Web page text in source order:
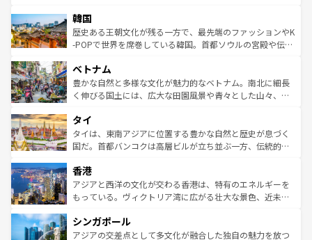
ワイを、存分に味わってほしい。 なお、新着のハワイ情報
はコンテンツ一覧を参照してほしい。
いる。アクティビティも充実しており、サーフィンやダイ
ビング、ハイキングなど、アウトドア好きにはたまらな
い。オーストラリアの多彩な魅力を存分に味わいつくそ
参照してほしい。
ン）、静ひつな山岳地帯である台湾東部など、都市の喧騒
と山間の静けさが共存しており、訪れる人に新しい発見と
驚きをもたらしてくれる。また、奥深い台湾の食文化も魅
容にもいいと評判のスイーツなど、バラエティ豊かな料理
が味わえる。 なお、新着の台湾情報は コンテンツ一覧を参
照してほしい。
韓国
歴史ある王朝文化が残る一方で、最先端のファッションやK
-POPで世界を席巻している韓国。首都ソウルの宮殿や伝統
き、地方に足を延ばせば四季折々の自然美を楽しむことが
できる。そして、キムチや焼肉、絶品のストリートフード
まで、さまざまな韓国料理が待っている。夜には、韓国な
リティに包まれながら、韓国の多彩な魅力を心ゆくまで味
わってみてほしい。 なお、新着の韓国情報はコンテンツ一
覧を参照してほしい。
ベトナム
豊かな自然と多様な文化が魅力的なベトナム。南北に細長
く伸びる国土には、広大な田園風景や青々とした山々、世
急速な発展と共に伝統が息づく。ハノイの古い町並みやホ
ーチミン市のフランス統治時代の建物も、独特の雰囲気を
醸し出している。また、バラエティの豊かさとおいしさで
とつ。フォーやバインミー、ベトナムコーヒーなどは、ぜ
ひ現地で味わいたい。どの地域を訪れてもあたたかい人々
が旅行者を迎えてくれるので、きっと忘れられない旅にな
参照してほしい。
タイ
タイは、東南アジアに位置する豊かな自然と歴史が息づく
国だ。首都バンコクは高層ビルが立ち並ぶ一方、伝統的な
の活気が交差している。北部ではチェンマイなどの山岳地
帯で自然と触れ合い、南部ではプーケットやクラビの美し
いビーチでリゾート気分を楽しむことができる。タイ料理
激する。気候は一年中温暖で、どの季節にも異なる楽しみ
が待っている。親しみやすいタイの人々、仏教を中心とし
香港
アジアと西洋の文化が交わる香港は、特有のエネルギーを
もっている。ヴィクトリア湾に広がる壮大な景色、近未来
み、どこを訪れても感動するはず。観光スポットが密集し
ており、効率よく見どころを回れるのも魅力。息をのむよ
シンガポール
アジアの交差点として多文化が融合した独自の魅力を放つ